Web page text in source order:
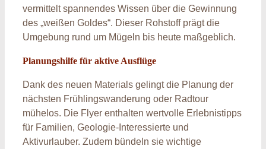
vermittelt spannendes Wissen über die Gewinnung
des „weißen Goldes“. Dieser Rohstoff prägt die
Umgebung rund um Mügeln bis heute maßgeblich.
Planungshilfe für aktive Ausflüge
Dank des neuen Materials gelingt die Planung der
nächsten Frühlingswanderung oder Radtour
mühelos. Die Flyer enthalten wertvolle Erlebnistipps
für Familien, Geologie-Interessierte und
Aktivurlauber. Zudem bündeln sie wichtige